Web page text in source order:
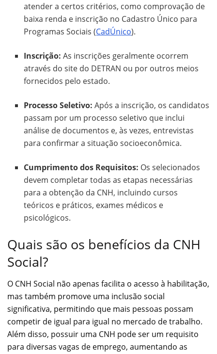
atender a certos critérios, como comprovação de
baixa renda e inscrição no Cadastro Único para
Programas Sociais (CadÚnico).
Inscrição: As inscrições geralmente ocorrem
através do site do DETRAN ou por outros meios
fornecidos pelo estado.
Processo Seletivo: Após a inscrição, os candidatos
passam por um processo seletivo que inclui
análise de documentos e, às vezes, entrevistas
para confirmar a situação socioeconômica.
Cumprimento dos Requisitos: Os selecionados
devem completar todas as etapas necessárias
para a obtenção da CNH, incluindo cursos
teóricos e práticos, exames médicos e
psicológicos.
Quais são os benefícios da CNH
Social?
O CNH Social não apenas facilita o acesso à habilitação,
mas também promove uma inclusão social
significativa, permitindo que mais pessoas possam
competir de igual para igual no mercado de trabalho.
Além disso, possuir uma CNH pode ser um requisito
para diversas vagas de emprego, aumentando as